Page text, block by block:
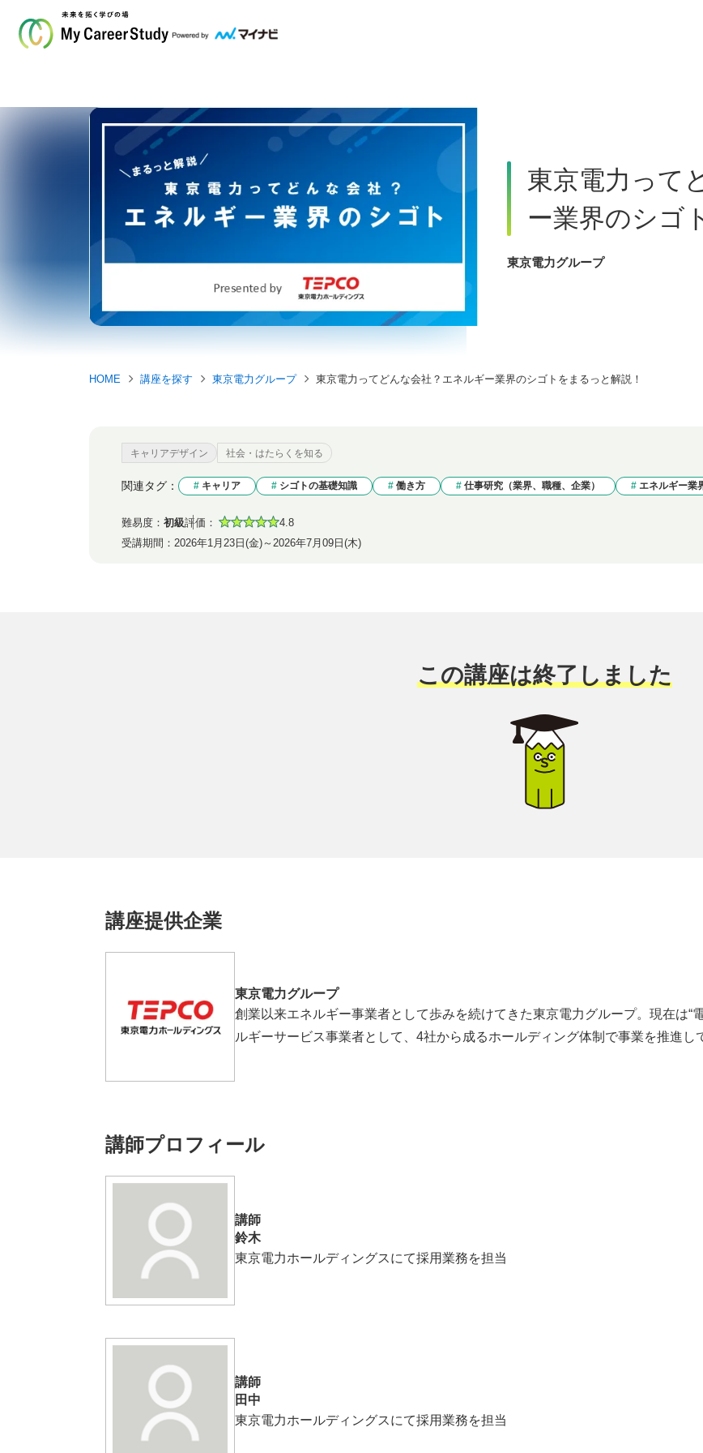
東京電力って
ー業界のシゴ
東京電力グループ
HOME 講座を探す 東京電力グループ 東京電力ってどんな会社？エネルギー業界のシゴトをまるっと解説！
キャリアデザイン 社会・はたらくを知る
関連タグ： キャリア シゴトの基礎知識 働き方 仕事研究（業界、職種、企業） エネルギー業
難易度： 初級評価：
4.8
受講期間： 2026年1月23日(金)～2026年7月09日(木)
この講座は終了しました
講座提供企業
東京電力グループ
創業以来エネルギー事業者として歩みを続けてきた東京電力グループ。現在は“
ルギーサービス事業者として、4社から成るホールディング体制で事業を推進し
講師プロフィール
講師
鈴木
東京電力ホールディングスにて採用業務を担当
講師
田中
東京電力ホールディングスにて採用業務を担当